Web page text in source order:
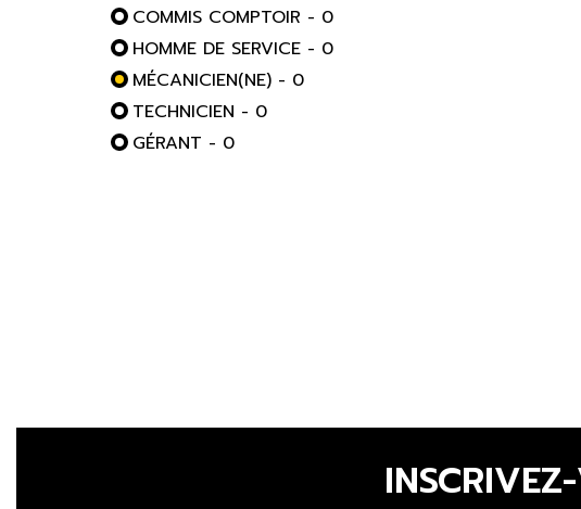
COMMIS COMPTOIR - 0
HOMME DE SERVICE - 0
MÉCANICIEN(NE) - 0
TECHNICIEN - 0
GÉRANT - 0